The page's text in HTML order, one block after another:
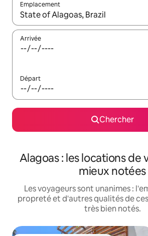
Emplacement
Quand les résultats sont affichés,
Arrivée
Départ
Chercher
Alagoas : les locations de
mieux notées
Les voyageurs sont unanimes :
propreté et d'autres qualités de
très bien notés.